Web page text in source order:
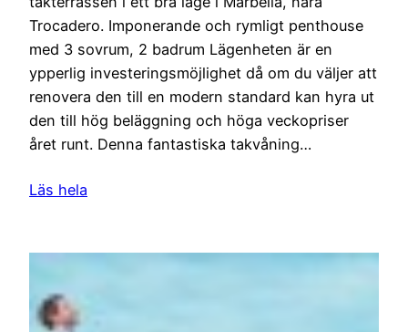
Trocadero. Imponerande och rymligt penthouse
med 3 sovrum, 2 badrum Lägenheten är en
ypperlig investeringsmöjlighet då om du väljer att
renovera den till en modern standard kan hyra ut
den till hög beläggning och höga veckopriser
året runt. Denna fantastiska takvåning…
Läs hela